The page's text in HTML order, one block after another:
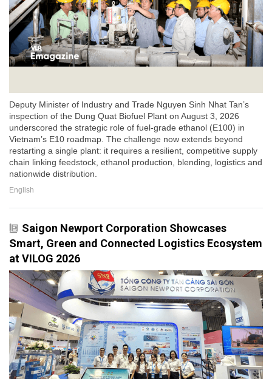
Deputy Minister of Industry and Trade Nguyen Sinh Nhat Tan’s
inspection of the Dung Quat Biofuel Plant on August 3, 2026
underscored the strategic role of fuel-grade ethanol (E100) in
Vietnam’s E10 roadmap. The challenge now extends beyond
restarting a single plant: it requires a resilient, competitive supply
chain linking feedstock, ethanol production, blending, logistics and
nationwide distribution.
English
Saigon Newport Corporation Showcases
Smart, Green and Connected Logistics Ecosystem
at VILOG 2026